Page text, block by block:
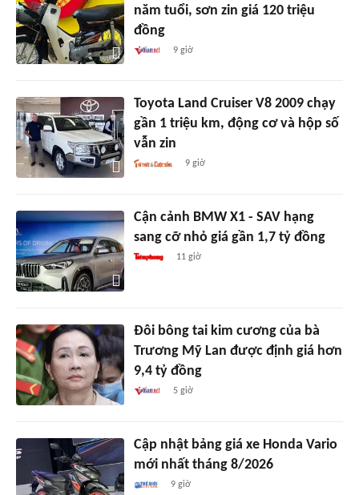
năm tuổi, sơn zin giá 120 triệu
đồng
9 giờ
Toyota Land Cruiser V8 2009 chạy
gần 1 triệu km, động cơ và hộp số
vẫn zin
9 giờ
Cận cảnh BMW X1 - SAV hạng
sang cỡ nhỏ giá gần 1,7 tỷ đồng
11 giờ
Đôi bông tai kim cương của bà
Trương Mỹ Lan được định giá hơn
9,4 tỷ đồng
5 giờ
Cập nhật bảng giá xe Honda Vario
mới nhất tháng 8/2026
9 giờ